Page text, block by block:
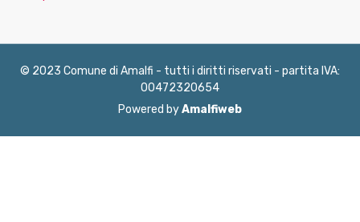
© 2023 Comune di Amalfi - tutti i diritti riservati - partita IVA:
00472320654
Powered byAmalfiweb